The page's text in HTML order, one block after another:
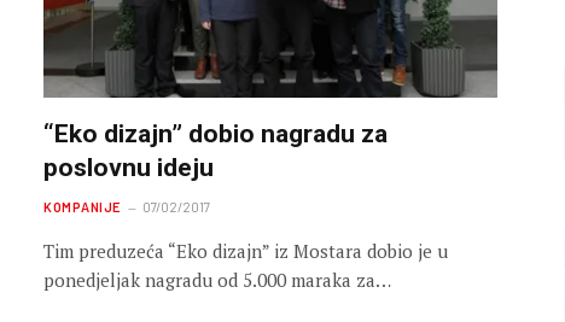
“Eko dizajn” dobio nagradu za
poslovnu ideju
KOMPANIJE 07/02/2017
Tim preduzeća “Eko dizajn” iz Mostara dobio je u
ponedjeljak nagradu od 5.000 maraka za…